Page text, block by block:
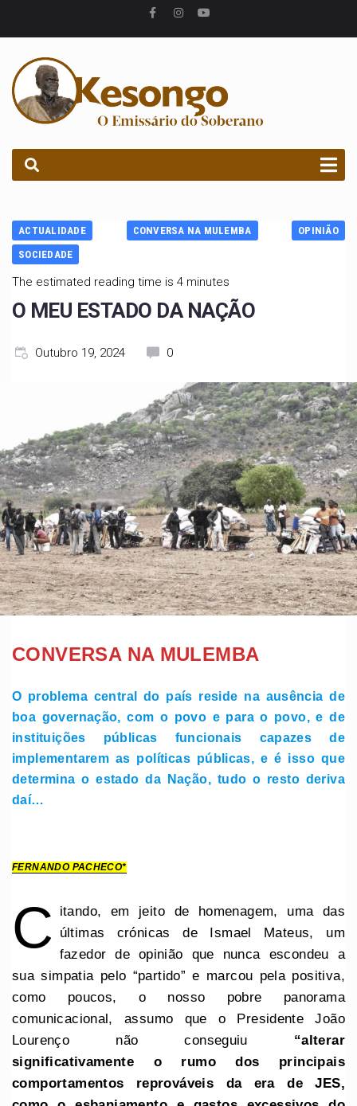
ACTUALIDADE CONVERSA NA MULEMBA
OPINIÃO
SOCIEDADE
The estimated reading time is 4 minutes
O MEU ESTADO DA NAÇÃO
Outubro 19, 2024 0
CONVERSA NA MULEMBA
O problema central do país reside na ausência de
boa governação, com o povo e para o povo, e de
instituições públicas funcionais capazes de
implementarem as políticas públicas, e é isso que
determina o estado da Nação, tudo o resto deriva
daí…
FERNANDO PACHECO*
C
itando, em jeito de homenagem, uma das
últimas crónicas de Ismael Mateus, um
fazedor de opinião que nunca escondeu a
sua simpatia pelo “partido” e marcou pela positiva,
como poucos, o nosso pobre panorama
comunicacional, assumo que o Presidente João
Lourenço não conseguiu “alterar
significativamente o rumo dos principais
comportamentos reprováveis da era de JES,